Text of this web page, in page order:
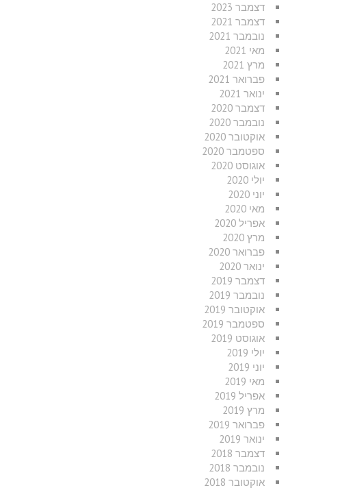
דצמבר 2023
דצמבר 2021
נובמבר 2021
מאי 2021
מרץ 2021
פברואר 2021
ינואר 2021
דצמבר 2020
נובמבר 2020
אוקטובר 2020
ספטמבר 2020
אוגוסט 2020
יולי 2020
יוני 2020
מאי 2020
אפריל 2020
מרץ 2020
פברואר 2020
ינואר 2020
דצמבר 2019
נובמבר 2019
אוקטובר 2019
ספטמבר 2019
אוגוסט 2019
יולי 2019
יוני 2019
מאי 2019
אפריל 2019
מרץ 2019
פברואר 2019
ינואר 2019
דצמבר 2018
נובמבר 2018
אוקטובר 2018